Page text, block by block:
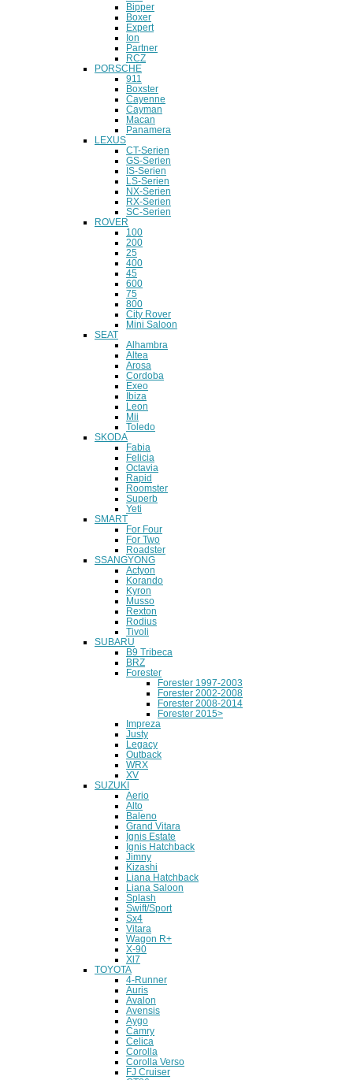
Bipper
Boxer
Expert
Ion
Partner
RCZ
PORSCHE
911
Boxster
Cayenne
Cayman
Macan
Panamera
LEXUS
CT-Serien
GS-Serien
IS-Serien
LS-Serien
NX-Serien
RX-Serien
SC-Serien
ROVER
100
200
25
400
45
600
75
800
City Rover
Mini Saloon
SEAT
Alhambra
Altea
Arosa
Cordoba
Exeo
Ibiza
Leon
Mii
Toledo
SKODA
Fabia
Felicia
Octavia
Rapid
Roomster
Superb
Yeti
SMART
For Four
For Two
Roadster
SSANGYONG
Actyon
Korando
Kyron
Musso
Rexton
Rodius
Tivoli
SUBARU
B9 Tribeca
BRZ
Forester
Forester 1997-2003
Forester 2002-2008
Forester 2008-2014
Forester 2015>
Impreza
Justy
Legacy
Outback
WRX
XV
SUZUKI
Aerio
Alto
Baleno
Grand Vitara
Ignis Estate
Ignis Hatchback
Jimny
Kizashi
Liana Hatchback
Liana Saloon
Splash
Swift/Sport
Sx4
Vitara
Wagon R+
X-90
Xl7
TOYOTA
4-Runner
Auris
Avalon
Avensis
Aygo
Camry
Celica
Corolla
Corolla Verso
FJ Cruiser